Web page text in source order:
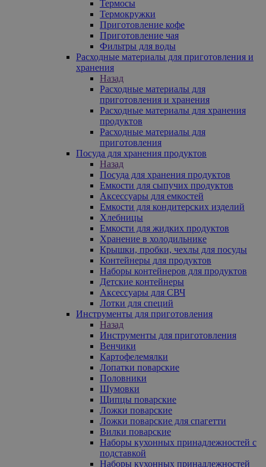
Термосы
Термокружки
Приготовление кофе
Приготовление чая
Фильтры для воды
Расходные материалы для приготовления и
хранения
Назад
Расходные материалы для
приготовления и хранения
Расходные материалы для хранения
продуктов
Расходные материалы для
приготовления
Посуда для хранения продуктов
Назад
Посуда для хранения продуктов
Емкости для сыпучих продуктов
Аксессуары для емкостей
Емкости для кондитерских изделий
Хлебницы
Емкости для жидких продуктов
Хранение в холодильнике
Крышки, пробки, чехлы для посуды
Контейнеры для продуктов
Наборы контейнеров для продуктов
Детские контейнеры
Аксессуары для СВЧ
Лотки для специй
Инструменты для приготовления
Назад
Инструменты для приготовления
Венчики
Картофелемялки
Лопатки поварские
Половники
Шумовки
Щипцы поварские
Ложки поварские
Ложки поварские для спагетти
Вилки поварские
Наборы кухонных принадлежностей с
подставкой
Наборы кухонных принадлежностей